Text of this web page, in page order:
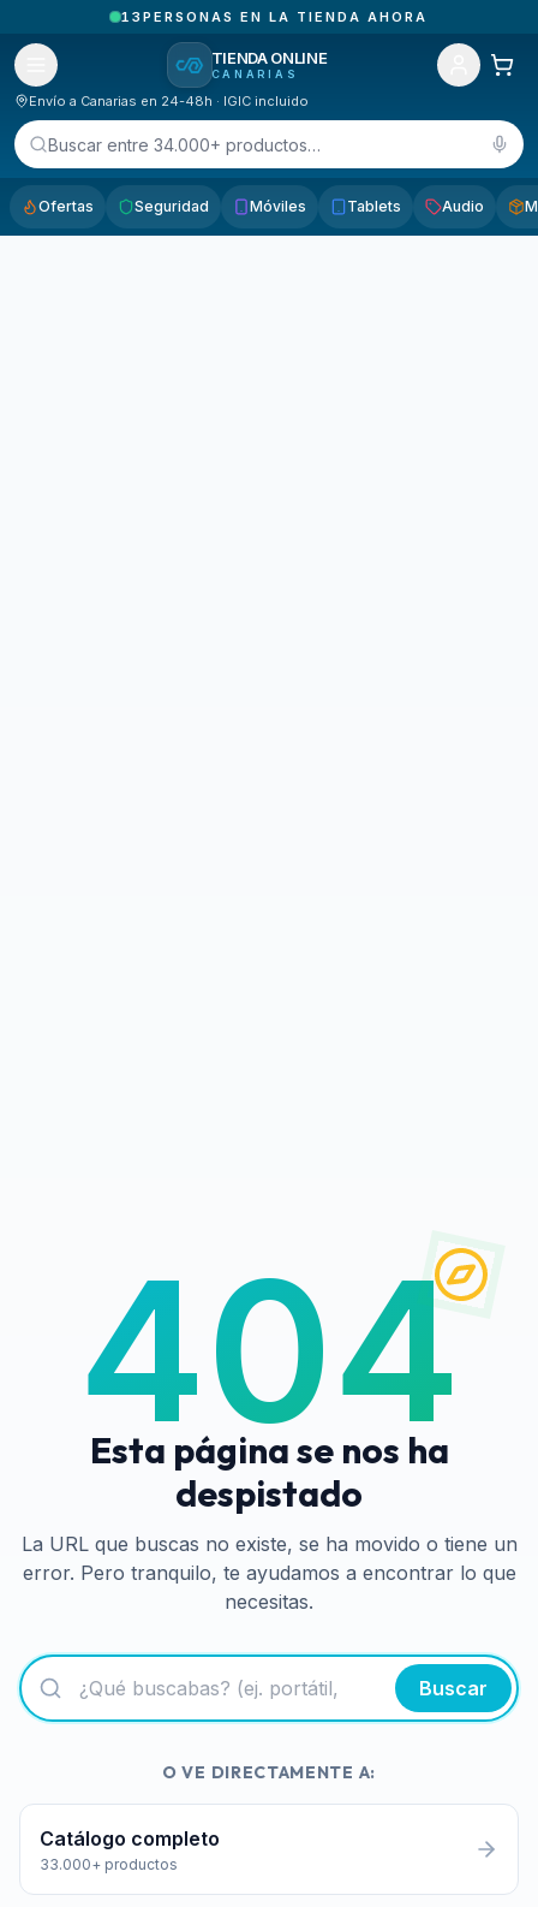
13PERSONAS EN LA TIENDA AHORA
TIENDA ONLINE
CANARIAS
Envío a Canarias en 24-48h · IGIC incluido
Buscar entre 34.000+ productos…
Ofertas Seguridad Móviles Tablets Audio
404
Esta página se nos ha
despistado
La URL que buscas no existe, se ha movido o tiene un
error. Pero tranquilo, te ayudamos a encontrar lo que
necesitas.
Buscar
O VE DIRECTAMENTE A:
Catálogo completo
33.000+ productos